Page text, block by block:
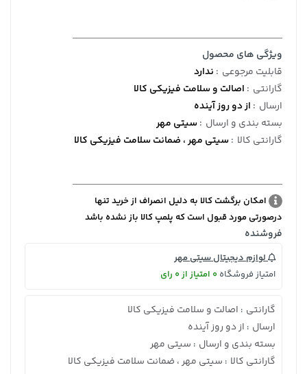
ویژگی های محصول
قابلیت مرجوعی : ندارد
گارانتی : اصالت و سلامت فیزیکی کالا
ارسال : از دو روز آینده
بسته بندی و ارسال :سیتی مهر
گارانتی کالا :سیتی مهر ، ضمانت سلامت فیزیکی کالا
امکان برگشت کالا به دلیل انصراف از خرید تنها
درصورتی مورد قبول است که پلمپ کالا باز نشده باشد
فروشنده
لوازم دیجیتال سیتی مهر
امتیاز فروشگاه 0 امتیاز از 0 رای
گارانتی : اصالت و سلامت فیزیکی کالا
ارسال : از دو روز آینده
بسته بندی و ارسال : سیتی مهر
گارانتی کالا : سیتی مهر ، ضمانت سلامت فیزیکی کالا